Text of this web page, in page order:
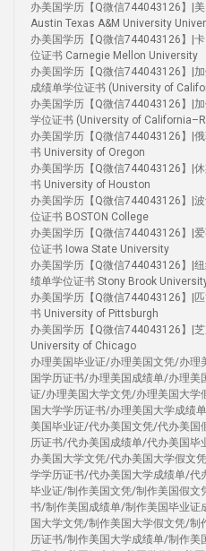
办美国学历【Q微信744043126】|
Austin Texas A&M University
办美国学历【Q微信744043126】|
位证书 Carnegie Mellon University
办美国学历【Q微信744043126】|
成绩单学位证书 (University of
办美国学历【Q微信744043126】|
学位证书 (University of
办美国学历【Q微信744043126】|
书 University of Oregon
办美国学历【Q微信744043126】|
书 University of Houston
办美国学历【Q微信744043126】|
位证书 BOSTON College
办美国学历【Q微信744043126】|
位证书 Iowa State University
办美国学历【Q微信744043126】|
绩单学位证书 Stony Brook
办美国学历【Q微信744043126】|
书 University of Pittsburgh
办美国学历【Q微信744043126】|
University of Chicago
办理美国毕业证/办理美国文凭/办
国学历证书/办理美国成绩单/办理
证/办理美国大学文凭/办理美国大
国大学学历证书/办理美国大学成绩
美国毕业证/代办美国文凭/代办美
历证书/代办美国成绩单/代办美国
办美国大学文凭/代办美国大学假文
学学历证书/代办美国大学成绩单/代
毕业证/制作美国文凭/制作美国假
书/制作美国成绩单/制作美国毕业
国大学文凭/制作美国大学假文凭/
历证书/制作美国大学成绩单/制作